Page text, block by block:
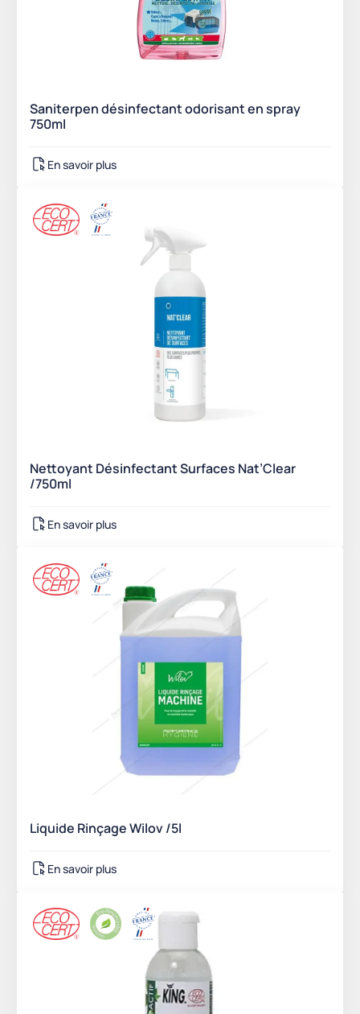
Saniterpen désinfectant odorisant en spray
750ml
En savoir plus
Nettoyant Désinfectant Surfaces Nat’Clear
/750ml
En savoir plus
Liquide Rinçage Wilov /5l
En savoir plus